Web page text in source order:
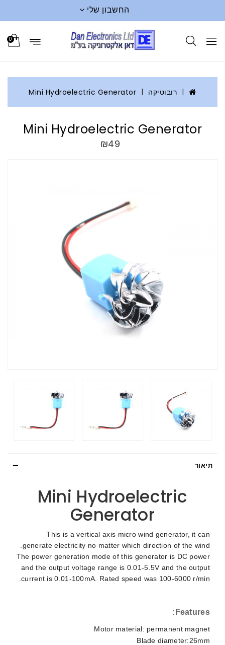
החשבון שלי
0
רובוטיקה Mini Hydroelectric Generator
Mini Hydroelectric Generator
₪49
תיאור
Mini Hydroelectric
Generator
This is a vertical axis micro wind generator, it can
generate electricity no matter which direction of the wind.
The power generation mode of this generator is DC power
and the output voltage range is 0.01-5.5V and the output
current is 0.01-100mA. Rated speed was 100-6000 r/min.
Features:
Motor material: permanent magnet
Blade diameter:26mm